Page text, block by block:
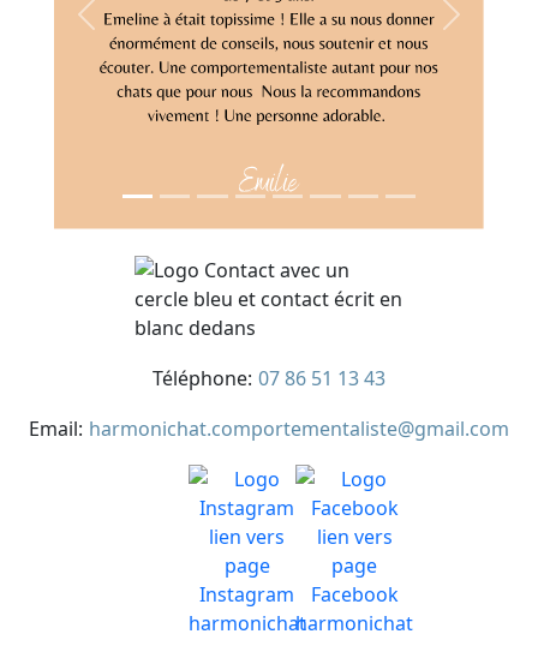
Previous Next
Téléphone: 07 86 51 13 43
Email: harmonichat.comportementaliste@gmail.com